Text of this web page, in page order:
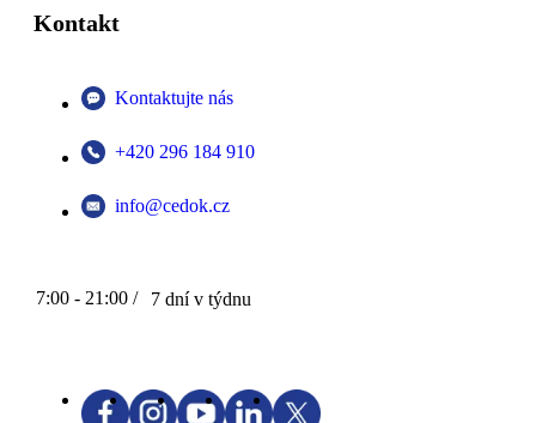
Kontakt
Kontaktujte nás
+420 296 184 910
info@cedok.cz
7:00 - 21:00 / 7 dní v týdnu